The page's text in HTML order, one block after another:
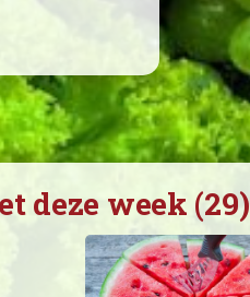
deze week (29)